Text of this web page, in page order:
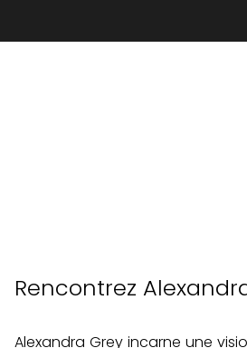
Rencontrez
Alexandra Grey incarne une